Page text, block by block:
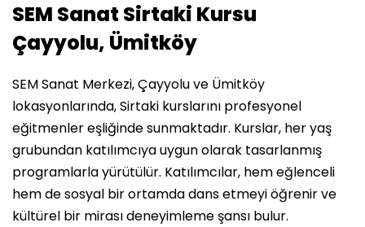
SEM Sanat Sirtaki Kursu
Çayyolu, Ümitköy
SEM Sanat Merkezi, Çayyolu ve Ümitköy
lokasyonlarında, Sirtaki kurslarını profesyonel
eğitmenler eşliğinde sunmaktadır. Kurslar, her yaş
grubundan katılımcıya uygun olarak tasarlanmış
programlarla yürütülür. Katılımcılar, hem eğlenceli
hem de sosyal bir ortamda dans etmeyi öğrenir ve
kültürel bir mirası deneyimleme şansı bulur.